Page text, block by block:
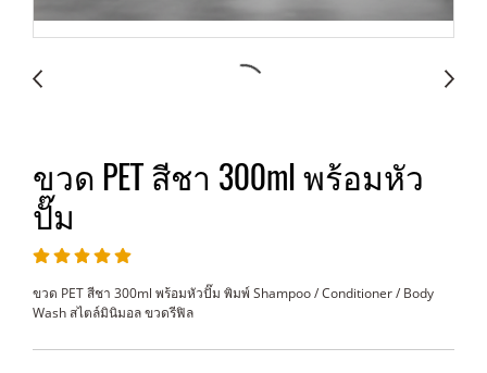
ขวด PET สีชา 300ml พร้อมหัว
ปั๊ม
ขวด PET สีชา 300ml พร้อมหัวปั๊ม พิมพ์ Shampoo / Conditioner / Body
Wash สไตล์มินิมอล ขวดรีฟิล